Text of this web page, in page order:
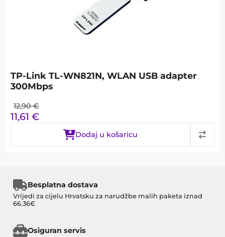
TP-Link TL-WN821N, WLAN USB adapter
300Mbps
12,90 €
11,61 €
Dodaj u košaricu
Besplatna dostava
Vrijedi za cijelu Hrvatsku za narudžbe malih paketa iznad
66.36€
Osiguran servis